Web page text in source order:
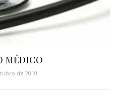
MÉDICO
de 2010